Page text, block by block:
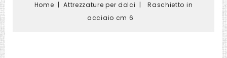
Home Attrezzature per dolci
Raschietto in
acciaio cm 6